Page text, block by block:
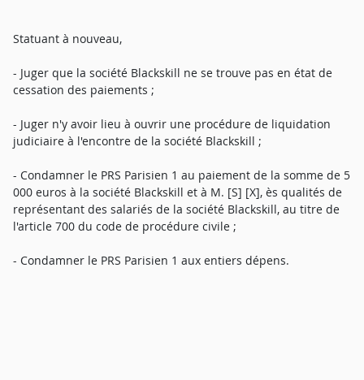
Statuant à nouveau,
- Juger que la société Blackskill ne se trouve pas en état de
cessation des paiements ;
- Juger n'y avoir lieu à ouvrir une procédure de liquidation
judiciaire à l'encontre de la société Blackskill ;
- Condamner le PRS Parisien 1 au paiement de la somme de 5
000 euros à la société Blackskill et à M. [S] [X], ès qualités de
représentant des salariés de la société Blackskill, au titre de
l'article 700 du code de procédure civile ;
- Condamner le PRS Parisien 1 aux entiers dépens.